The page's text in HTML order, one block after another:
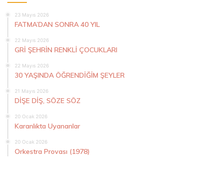
23 Mayıs 2026
FATMA’DAN SONRA 40 YIL
22 Mayıs 2026
GRİ ŞEHRİN RENKLİ ÇOCUKLARI
22 Mayıs 2026
30 YAŞINDA ÖĞRENDİĞİM ŞEYLER
21 Mayıs 2026
DİŞE DİŞ, SÖZE SÖZ
20 Ocak 2026
Karanlıkta Uyananlar
20 Ocak 2026
Orkestra Provası (1978)